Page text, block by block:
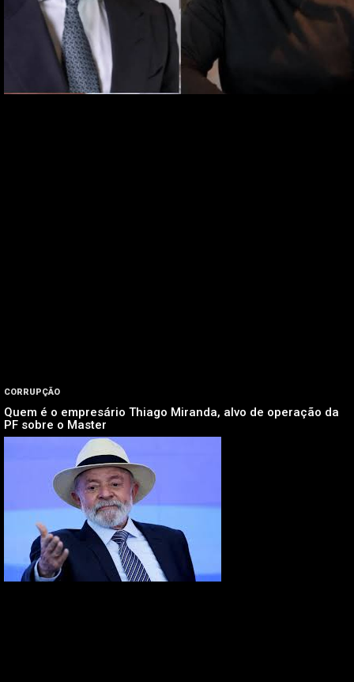
CORRUPÇÃO
Quem é o empresário Thiago Miranda, alvo de operação da
PF sobre o Master